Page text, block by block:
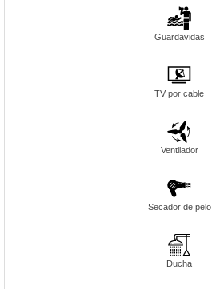
Guardavidas
TV por cable
Ventilador
Secador de pelo
Ducha